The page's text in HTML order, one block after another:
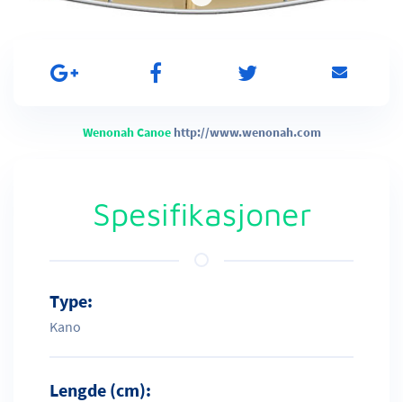
Wenonah Canoe http://www.wenonah.com
Spesifikasjoner
Type:
Kano
Lengde (cm):